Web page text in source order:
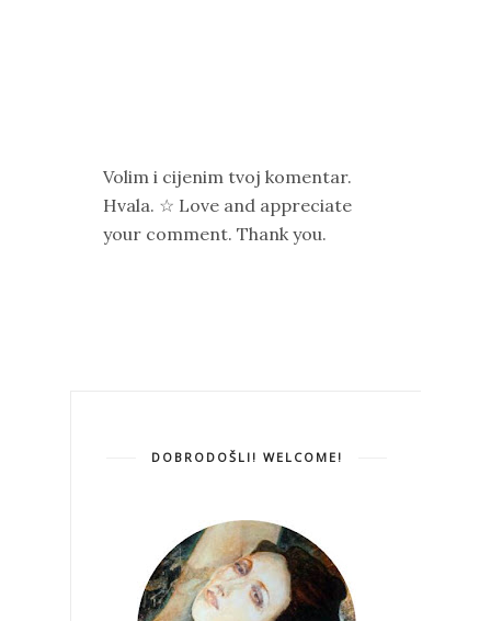
Volim i cijenim tvoj komentar.
Hvala. ☆ Love and appreciate
your comment. Thank you.
DOBRODOŠLI! WELCOME!